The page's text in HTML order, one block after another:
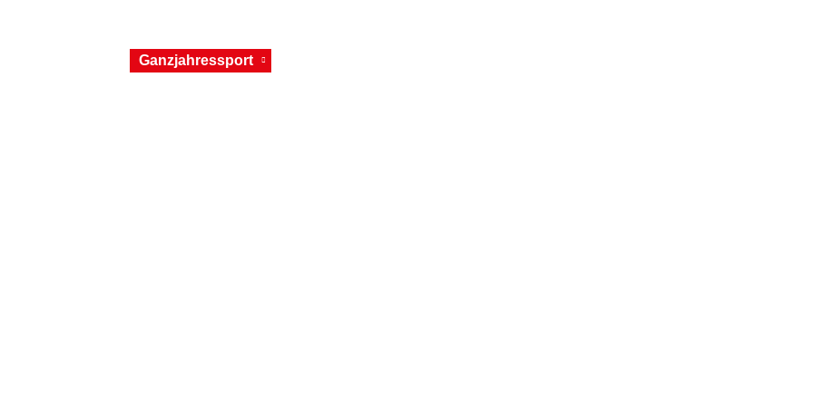
Ganzjahressport